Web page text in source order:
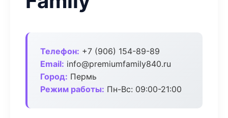
Телефон: +7 (906) 154-89-89
Email: info@premiumfamily840.ru
Город: Пермь
Режим работы: Пн-Вс: 09:00-21:00